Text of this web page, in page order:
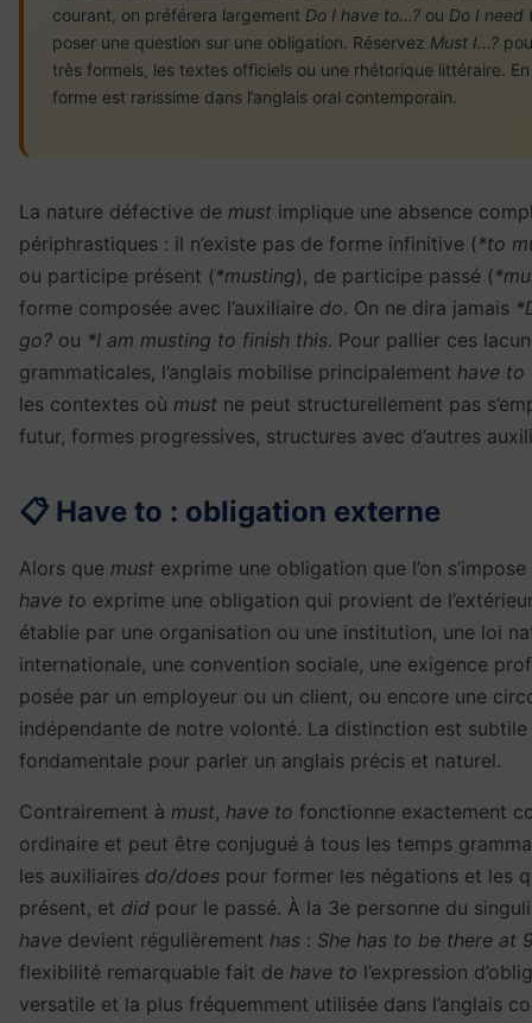
courant, on préférera largement Do I have to...? ou Do I need
poser une question sur une obligation. Réservez Must I...?
très formels, les textes officiels ou une rhétorique littéraire.
forme est rarissime dans l’anglais oral contemporain.
La nature défective de must implique une absence
périphrastiques : il n’existe pas de forme infinitive (*to
ou participe présent (*musting), de participe passé (
forme composée avec l’auxiliaire do. On ne dira jamais
go? ou *I am musting to finish this. Pour pallier ces
grammaticales, l’anglais mobilise principalement have to
les contextes où must ne peut structurellement pas
futur, formes progressives, structures avec d’autres
📋 Have to : obligation externe
Alors que must exprime une obligation que l’on
have to exprime une obligation qui provient de
établie par une organisation ou une institution, une loi
internationale, une convention sociale, une exigence
posée par un employeur ou un client, ou encore une
indépendante de notre volonté. La distinction est subtile
fondamentale pour parler un anglais précis et naturel.
Contrairement à must, have to fonctionne exactement
ordinaire et peut être conjugué à tous les temps
les auxiliaires do/does pour former les négations et les
présent, et did pour le passé. À la 3e personne du
have devient régulièrement has : She has to be there at
flexibilité remarquable fait de have to l’expression
versatile et la plus fréquemment utilisée dans l’anglais